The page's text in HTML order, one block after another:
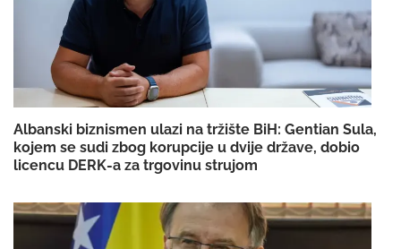
Albanski biznismen ulazi na tržište BiH: Gentian Sula,
kojem se sudi zbog korupcije u dvije države, dobio
licencu DERK-a za trgovinu strujom